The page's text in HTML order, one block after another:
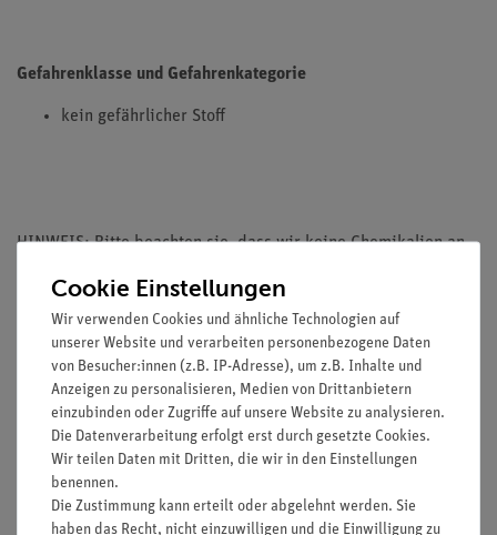
Gefahrenklasse und Gefahrenkategorie
kein gefährlicher Stoff
HINWEIS: Bitte beachten sie, dass wir keine Chemikalien an
Chemikalien nur an Wiederverkäufer, berufsmässige
Verwender und öffentliche Forschungs- Untersuchungs und
Lehranstalten ab.
Media / Downloads
Versandkostenfrei ab 300,- €
Cookie Einstellungen
Wir verwenden Cookies und ähnliche Technologien auf
unserer Website und verarbeiten personenbezogene Daten
von Besucher:innen (z.B. IP-Adresse), um z.B. Inhalte und
Anzeigen zu personalisieren, Medien von Drittanbietern
einzubinden oder Zugriffe auf unsere Website zu analysieren.
Die Datenverarbeitung erfolgt erst durch gesetzte Cookies.
Wir teilen Daten mit Dritten, die wir in den Einstellungen
benennen.
Die Zustimmung kann erteilt oder abgelehnt werden. Sie
haben das Recht, nicht einzuwilligen und die Einwilligung zu